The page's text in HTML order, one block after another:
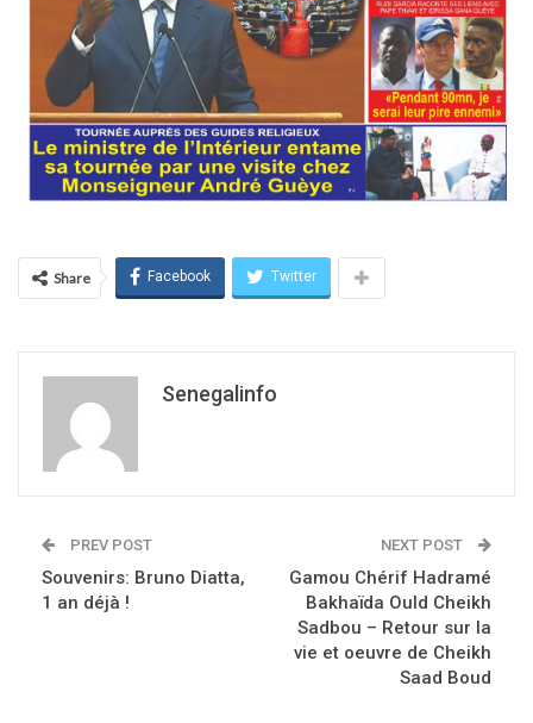
Share Facebook Twitter
Senegalinfo
PREV POST
Souvenirs: Bruno Diatta,
1 an déjà !
NEXT POST
Gamou Chérif Hadramé
Bakhaïda Ould Cheikh
Sadbou – Retour sur la
vie et oeuvre de Cheikh
Saad Boud